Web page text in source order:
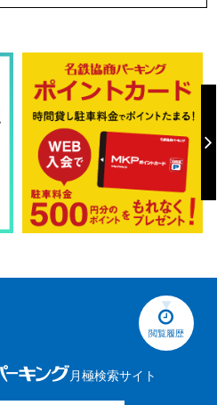
閲覧履歴
月極検索サイト